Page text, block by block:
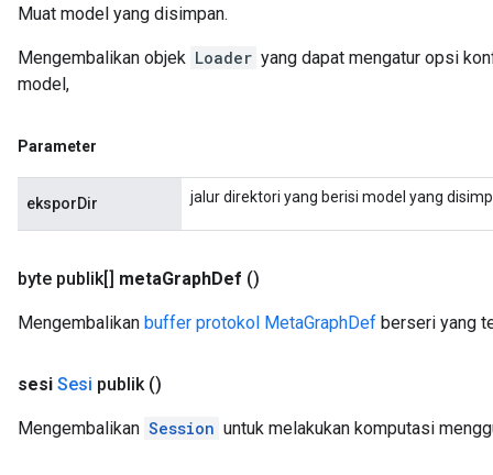
Muat model yang disimpan.
Mengembalikan objek Loader yang dapat mengatur opsi
model,
Parameter
eksporDir jalur direktori yang berisi model yang
byte publik[] metaGraphDef ()
Mengembalikan buffer protokol MetaGraphDef berseri yang
sesi Sesi publik ()
Mengembalikan Session untuk melakukan komputasi